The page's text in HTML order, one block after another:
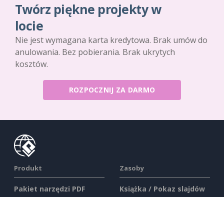
Twórz piękne projekty w
locie
Nie jest wymagana karta kredytowa. Brak umów do
anulowania. Bez pobierania. Brak ukrytych
kosztów.
ROZPOCZNIJ ZA DARMO
Produkt
Pakiet narzędzi PDF
Zasoby
Książka / Pokaz slajdów